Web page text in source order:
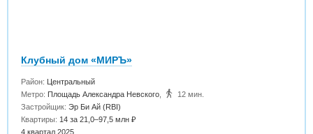
Клубный дом «МИРЪ»
Район: Центральный
Метро: Площадь Александра Невского
12 мин.
Застройщик:Эр Би Ай (RBI)
Квартиры: 14 за 21,0–97,5 млн ₽
4 квартал 2025